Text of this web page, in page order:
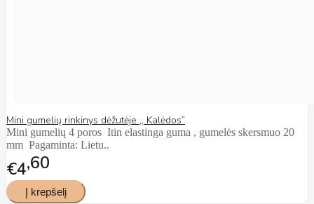
Mini gumelių rinkinys dėžutėje ,, Kalėdos”
Mini gumelių 4 poros Itin elastinga guma , gumelės skersmuo 20
mm Pagaminta: Lietu..
€4 60